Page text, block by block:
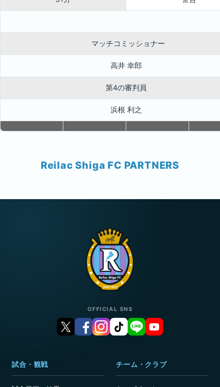
マッチコミッショナー
高井 幸郎
第4の審判員
浜根 利之
Reilac Shiga FC PARTNERS
OFFICIAL SNS
試合・観戦 チーム・クラブ